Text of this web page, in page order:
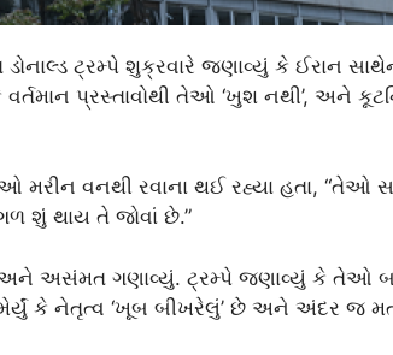
ડોનાલ્ડ ટ્રમ્પે શુક્રવારે જણાવ્યું કે ઈરાન
પ્રસ્તાવોથી તેઓ ‘ખુશ નથી’, અને
મરીન વનથી રવાના થઈ રહ્યા હતા, “તેઓ
શું થાય તે જોવાં છે.”
અસંમત ગણાવ્યું. ટ્રમ્પે જણાવ્યું કે તેઓ
કે નેતૃત્વ ‘ખૂબ બીખરેલું’ છે અને અંદર જ